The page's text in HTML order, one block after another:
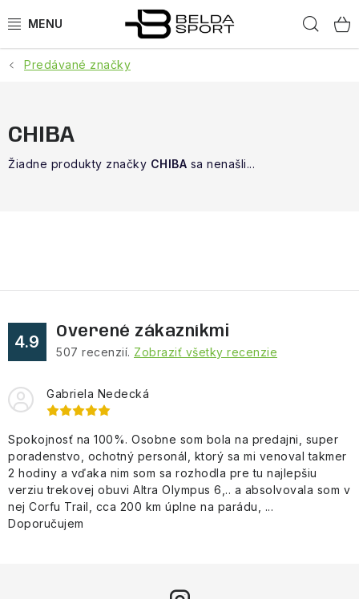
na
ŠPORTY
NAŠE SLUŽBY
VÝPREDAJ
ZNAČKY
Vrátenie a výmena Doprava a platba
Blog
Moja objednávka
Predávané značky
CHIBA
Žiadne produkty značky CHIBA sa nenašli...
4.9
Overené zákazníkmi
507 recenzií. Zobraziť všetky recenzie
Gabriela Nedecká
Spokojnosť na 100%. Osobne som bola na predajni, super
poradenstvo, ochotný personál, ktorý sa mi venoval takmer
2 hodiny a vďaka nim som sa rozhodla pre tu najlepšiu
verziu trekovej obuvi Altra Olympus 6,.. a absolvovala som v
nej Corfu Trail, cca 200 km úplne na parádu, ...
Doporučujem